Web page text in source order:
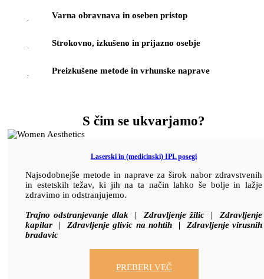
→ Varna obravnava in oseben pristop
→ Strokovno, izkušeno in prijazno osebje
→ Preizkušene metode in vrhunske naprave
S čim se ukvarjamo?
Laserski in (medicinski) IPL posegi
Najsodobnejše metode in naprave za širok nabor zdravstvenih
in estetskih težav, ki jih na ta način lahko še bolje in lažje
zdravimo in odstranjujemo.
Trajno odstranjevanje dlak | Zdravljenje žilic | Zdravljenje
kapilar | Zdravljenje glivic na nohtih | Zdravljenje virusnih
bradavic
PREBERI VEČ